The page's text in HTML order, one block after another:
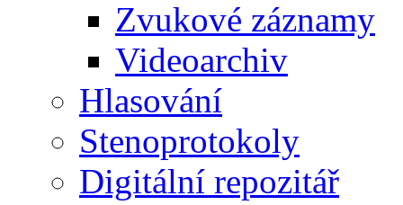
Zvukové záznamy
Videoarchiv
Hlasování
Stenoprotokoly
Digitální repozitář